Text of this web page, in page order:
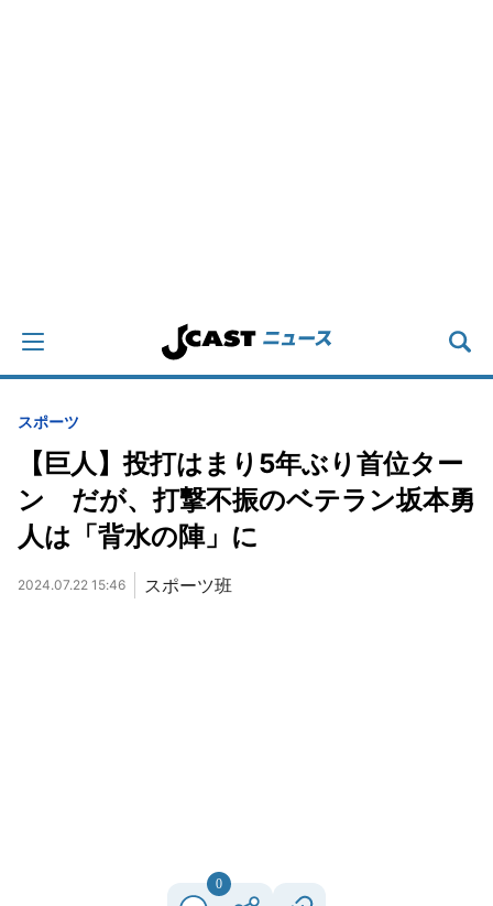
スポーツ
【巨人】投打はまり5年ぶり首位ター
ン だが、打撃不振のベテラン坂本勇
人は「背水の陣」に
2024.07.22 15:46 スポーツ班
0